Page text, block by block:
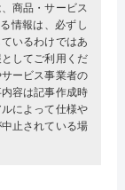
商品・サービス
情報は、必ずし
いるわけではあ
してご利用くだ
ービス事業者の
容は記事作成時
によって仕様や
止されている場